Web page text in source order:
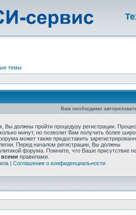
темы
Вам необходимо
Вы должны пройти процедуру регистрации.
минут, но позволит Вам получить более
может также предоставить
Перед началом регистрации, Вы должны
форума. Помните, что Ваше присутствие
всеми правилами.
| Соглашение о конфиденциальности